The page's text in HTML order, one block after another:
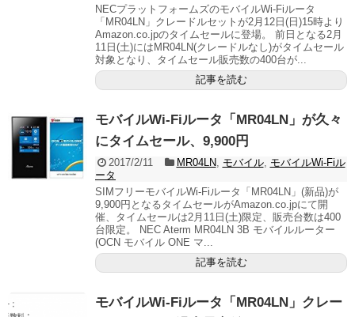
NECプラットフォームズのモバイルWi-Fiルータ
「MR04LN」クレードルセットが2月12日(日)15時より
Amazon.co.jpのタイムセールに登場。 前日となる2月
11日(土)にはMR04LN(クレードルなし)がタイムセール
対象となり、タイムセール販売数の400台が...
記事を読む
モバイルWi-Fiルータ「MR04LN」が久々
にタイムセール、9,900円
2017/2/11 MR04LN, モバイル, モバイルWi-Fiル
ータ
SIMフリーモバイルWi-Fiルータ「MR04LN」(新品)が
9,900円となるタイムセールがAmazon.co.jpにて開
催、タイムセールは2月11日(土)限定、販売台数は400
台限定。 NEC Aterm MR04LN 3B モバイルルーター
(OCN モバイル ONE マ...
記事を読む
モバイルWi-Fiルータ「MR04LN」クレー